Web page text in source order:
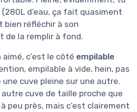
d’eau, ça fait quasiment
bien réfléchir à son
de la remplir à fond.
aimé, c’est le côté empilable
empilable à vide, hein, pas
cuve pleine sur une autre.
cuve de taille proche que
à peu près, mais c’est clairement